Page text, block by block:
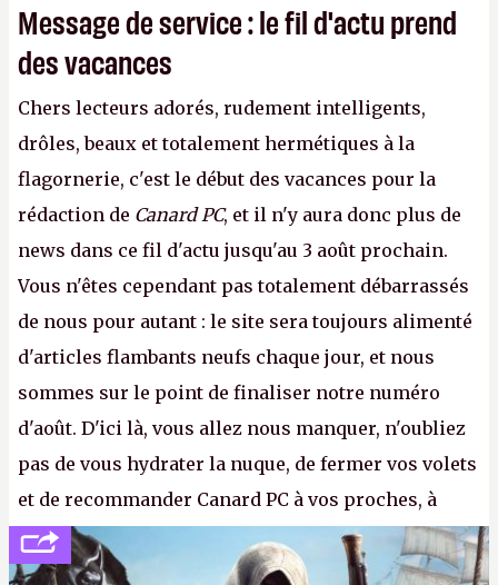
Message de service : le fil d'actu prend
des vacances
Chers lecteurs adorés, rudement intelligents,
drôles, beaux et totalement hermétiques à la
flagornerie, c'est le début des vacances pour la
rédaction de Canard PC, et il n'y aura donc plus de
news dans ce fil d'actu jusqu'au 3 août prochain.
Vous n'êtes cependant pas totalement débarrassés
de nous pour autant : le site sera toujours alimenté
d'articles flambants neufs chaque jour, et nous
sommes sur le point de finaliser notre numéro
d'août. D'ici là, vous allez nous manquer, n'oubliez
pas de vous hydrater la nuque, de fermer vos volets
et de recommander Canard PC à vos proches, à
votre famille et aux inconnus que vous croisez
dans la rue. Bon été à tous ! –ER.